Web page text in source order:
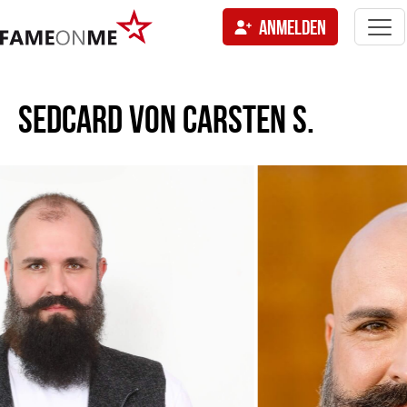
ANMELDEN
SEDCARD VONCARSTEN S.